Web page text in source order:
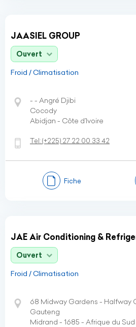
JAASIEL GROUP
Ouvert
Froid / Climatisation
- - Angré Djibi
Cocody
Abidjan - Côte d’Ivoire
Tel:(+225) 27 22 00 33 42
Fiche
JAE Air Conditioning &
Ouvert
Froid / Climatisation
68 Midway Gardens - Halfway
Gauteng
Midrand - 1685 - Afrique du Sud